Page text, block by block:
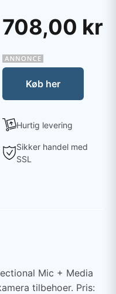
708,00 kr
Køb her
Hurtig levering
Sikker handel med
SSL
Mic + Media
tilbehoer. Pris: